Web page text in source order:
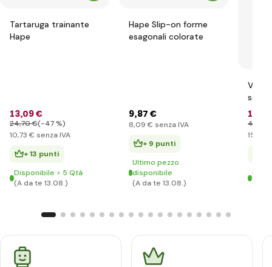
Tartaruga trainante
Hape
13,09 €
24,70 €(-47 %)
10,73 € senza IVA
+ 13 punti
Disponibile > 5 Qtà
(A da te 13.08.)
Hape Slip-on forme
esagonali colorate
9,87 €
8,09 € senza IVA
+ 9 punti
Ultimo pezzo
disponibile
(A da te 13.08.)
19
44
15
(A